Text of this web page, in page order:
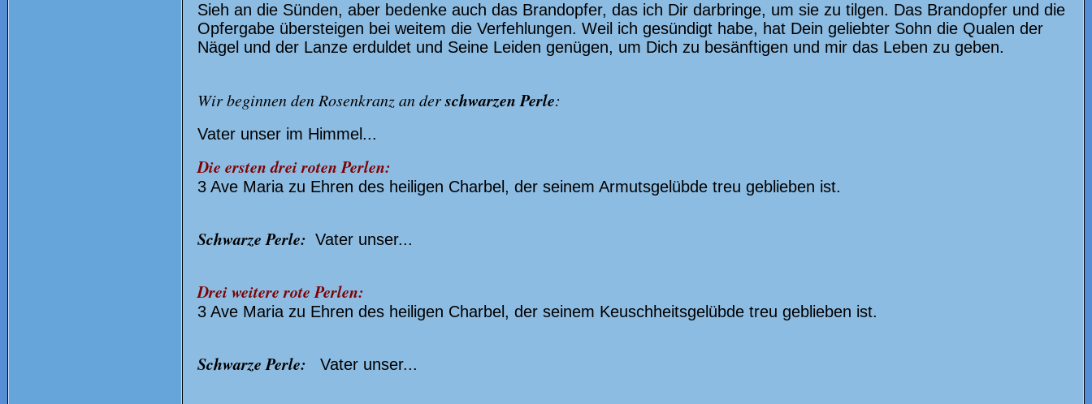
Sieh an die Sünden, aber bedenke auch das Brandopfer, das ich Dir darbringe, um sie zu tilgen. Das Brandopfer und die
Opfergabe übersteigen bei weitem die Verfehlungen. Weil ich gesündigt habe, hat Dein geliebter Sohn die Qualen der
Nägel und der Lanze erduldet und Seine Leiden genügen, um Dich zu besänftigen und mir das Leben zu geben.
Wir beginnen den Rosenkranz an derschwarzen Perle:
Vater unser im Himmel...
Die ersten drei roten Perlen:
3 Ave Maria zu Ehren des heiligen Charbel, der seinem Armutsgelübde treu geblieben ist.
Schwarze Perle: Vater unser...
Drei weitere rote Perlen:
3 Ave Maria zu Ehren des heiligen Charbel, der seinem Keuschheitsgelübde treu geblieben ist.
Schwarze Perle: Vater unser...